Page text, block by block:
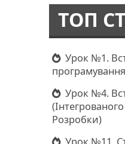
ТОП
Урок №1.
програмування
Урок №4.
Розробки)